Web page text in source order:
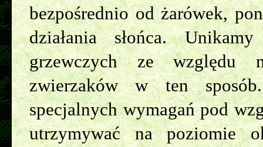
bezpośrednio od żarówek,
działania słońca.
grzewczych ze względu
zwierzaków w ten
specjalnych wymagań pod
utrzymywać na poziomie